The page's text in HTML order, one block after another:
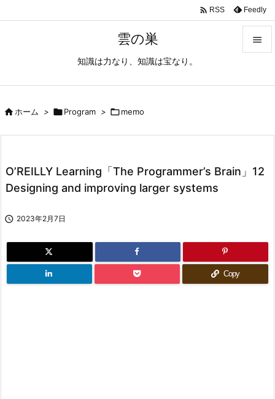
雲の巣
知識は力なり、知識は宝なり。

次へ
 RSS Feedly
ホーム > Program > memo
O’REILLY Learning「The Programmer’s Brain」12
Designing and improving larger systems
 2023年2月7日
Copy